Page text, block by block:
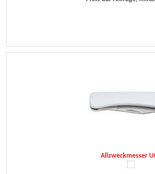
Allzweckmesser